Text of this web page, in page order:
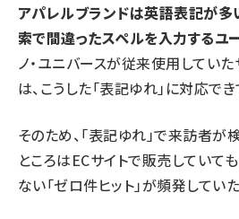
アパレルブランドは英語表記が多
索で間違ったスペルを入力するユ
ノ・ユニバースが従来使用してい
は、こうした「表記ゆれ」に対応で
そのため、「表記ゆれ」で来訪者が
ところはECサイトで販売していて
ない「ゼロ件ヒット」が頻発していた